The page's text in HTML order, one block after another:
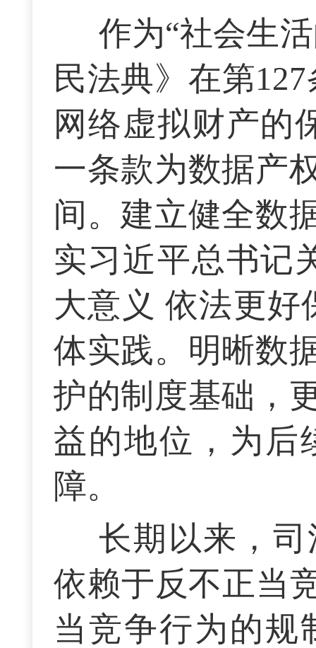
作为“社会生
民法典》在第
网络虚拟财产的
一条款为数据产
间。建立健全数
实习近平总书记
大意义 依法更好
体实践。明晰数
护的制度基础，
益的地位，为后
障。
长期以来，
依赖于反不正当
当竞争行为的规